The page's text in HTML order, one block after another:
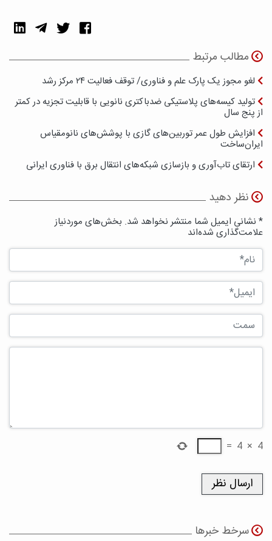
مطالب مرتبط
لغو مجوز یک پارک علم و فناوری/ توقف فعالیت ۲۴ مرکز رشد
تولید کیسه‌های پلاستیکی ضدباکتری نانویی با قابلیت تجزیه در کمتر
از پنج سال
افزایش طول عمر توربین‌های گازی با پوشش‌های نانومقیاس
ایران‌ساخت
ارتقای تاب‌آوری و بازسازی شبکه‌های انتقال برق با فناوری ایرانی
نظر دهید
* نشانی ایمیل شما منتشر نخواهد شد. بخش‌های موردنیاز
علامت‌گذاری شده‌اند
4
×
4
=
سرخط خبرها